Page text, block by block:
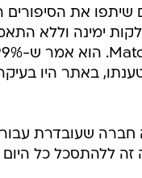
שיתפו את
מ-2000 החלקות
באתר היו
שעובדרת עבור
ללהתסכל כל היום